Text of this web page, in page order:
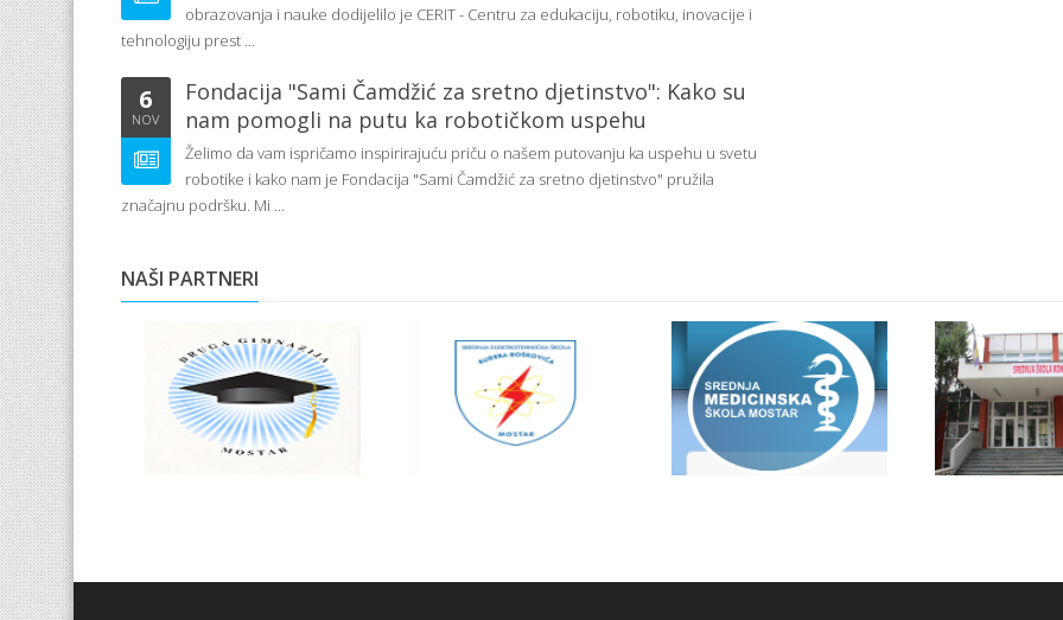
obrazovanja i nauke dodijelilo je CERIT - Centru za edukaciju, robotiku, inovacije i
tehnologiju prest ...
6
NOV
Fondacija "Sami Čamdžić za sretno djetinstvo": Kako su
nam pomogli na putu ka robotičkom uspehu
Želimo da vam ispričamo inspirirajuću priču o našem putovanju ka uspehu u svetu
robotike i kako nam je Fondacija "Sami Čamdžić za sretno djetinstvo" pružila
značajnu podršku. Mi ...
NAŠI PARTNERI